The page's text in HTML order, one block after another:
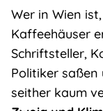
Wer in Wien
Kaffeehäuser
Schriftsteller,
Politiker saßen
seither kaum